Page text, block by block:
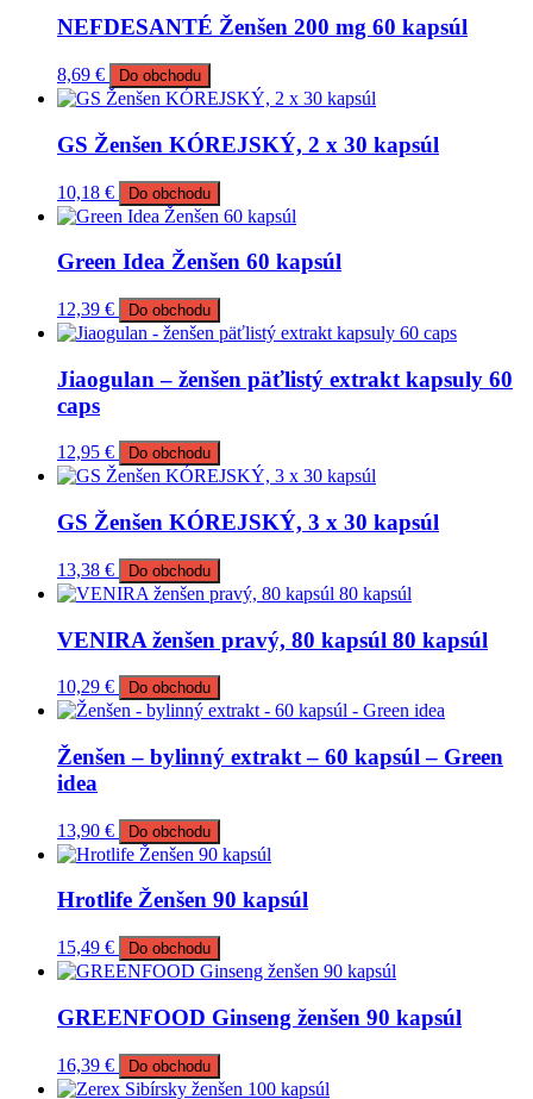
NEFDESANTÉ Ženšen 200 mg 60 kapsúl
8,69 € Do obchodu
GS Ženšen KÓREJSKÝ, 2 x 30 kapsúl
10,18 € Do obchodu
Green Idea Ženšen 60 kapsúl
12,39 € Do obchodu
Jiaogulan – ženšen päťlistý extrakt kapsuly 60
caps
12,95 € Do obchodu
GS Ženšen KÓREJSKÝ, 3 x 30 kapsúl
13,38 € Do obchodu
VENIRA ženšen pravý, 80 kapsúl 80 kapsúl
10,29 € Do obchodu
Ženšen – bylinný extrakt – 60 kapsúl – Green
idea
13,90 € Do obchodu
Hrotlife Ženšen 90 kapsúl
15,49 € Do obchodu
GREENFOOD Ginseng ženšen 90 kapsúl
16,39 € Do obchodu